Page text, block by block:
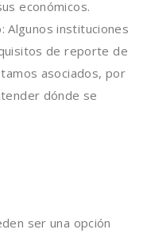
económicos.
Algunos instituciones
de reporte de
asociados, por
dónde se
ser una opción